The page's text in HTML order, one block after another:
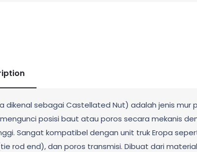
dikenal sebagai Castellated Nut) adalah jenis mur
posisi baut atau poros secara mekanis
Sangat kompatibel dengan unit truk Eropa
rod end), dan poros transmisi. Dibuat dari